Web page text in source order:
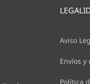
Aviso
Envíos y
Política